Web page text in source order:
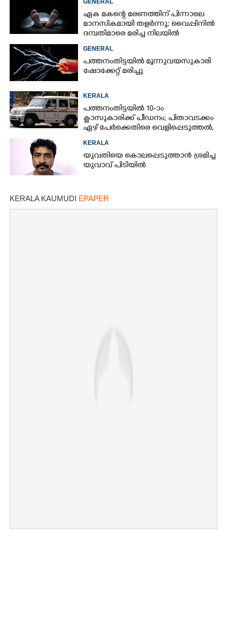
ഏക മകന്റെ മരണത്തിന് പിന്നാലെ
മാനസികമായി തളർന്നു; വൈപ്പിനിൽ
ദമ്പതിമാരെ മരിച്ച നിലയിൽ
GENERAL
പത്തനംതിട്ടയിൽ മൂന്നുവയസുകാരി
ഷോക്കേറ്റ് മരിച്ചു
KERALA
പത്തനംതിട്ടയിൽ 10-ാം
ക്ലാസുകാരിക്ക് പീഡനം; പിതാവടക്കം
ഏഴ് പേർക്കെതിരെ വെളിപ്പെടുത്തൽ,
KERALA
യുവതിയെ കൊലപ്പെടുത്താൻ ശ്രമിച്ച
യുവാവ് പിടിയിൽ
KERALA KAUMUDI EPAPER